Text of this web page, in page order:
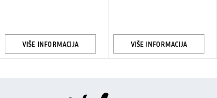
VIŠE INFORMACIJA VIŠE INFORMACIJA